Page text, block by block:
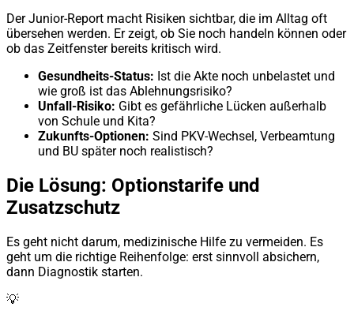
Der Junior-Report macht Risiken sichtbar, die im Alltag oft
übersehen werden. Er zeigt, ob Sie noch handeln können oder
ob das Zeitfenster bereits kritisch wird.
Gesundheits-Status: Ist die Akte noch unbelastet und
wie groß ist das Ablehnungsrisiko?
Unfall-Risiko: Gibt es gefährliche Lücken außerhalb
von Schule und Kita?
Zukunfts-Optionen: Sind PKV-Wechsel, Verbeamtung
und BU später noch realistisch?
Die Lösung: Optionstarife und
Zusatzschutz
Es geht nicht darum, medizinische Hilfe zu vermeiden. Es
geht um die richtige Reihenfolge: erst sinnvoll absichern,
dann Diagnostik starten.
💡